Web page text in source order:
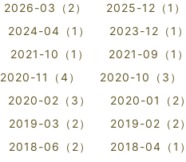
2026-03（2） 2025-12（1）
2024-04（1） 2023-12（1）
2021-10（1） 2021-09（1）
2020-11（4） 2020-10（3）
2020-02（3） 2020-01（2）
2019-03（2） 2019-02（2）
2018-06（2） 2018-04（1）